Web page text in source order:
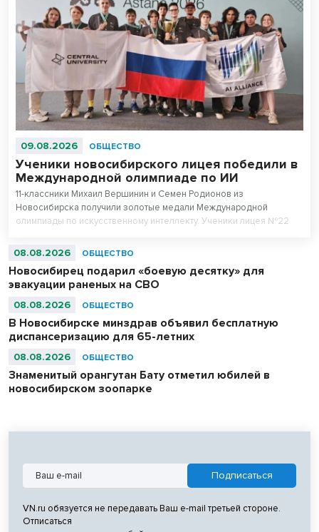
09.08.2026 ОБЩЕСТВО
Ученики новосибирского лицея победили в
Международной олимпиаде по ИИ
11-классники Михаил Вершинин и Семен Родионов из
Новосибирска получили золотые медали Международной
олимпиады по искусственному интеллекту. Ученики лицея №22
абсолютными чемпионами соревнований.
08.08.2026 ОБЩЕСТВО
Новосибирец подарил «боевую десятку» для
эвакуации раненых на СВО
08.08.2026 ОБЩЕСТВО
В Новосибирске минздрав объявил бесплатную
диспансеризацию для 65-летних
08.08.2026 ОБЩЕСТВО
Знаменитый орангутан Бату отметил юбилей в
новосибирском зоопарке
VN.ru обязуется не передавать Ваш e-mail третьей стороне.
Отписаться